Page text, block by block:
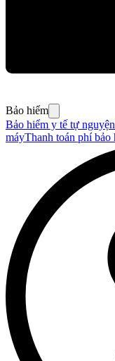
Bảo hiểm
Bảo hiểm y tế tự nguyện
máyThanh toán phí bảo